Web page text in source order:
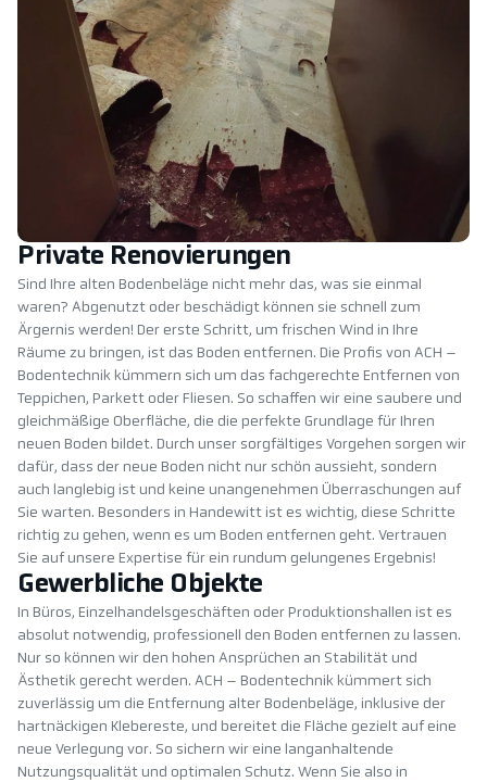
Private Renovierungen
Sind Ihre alten Bodenbeläge nicht mehr das, was sie einmal
waren? Abgenutzt oder beschädigt können sie schnell zum
Ärgernis werden! Der erste Schritt, um frischen Wind in Ihre
Räume zu bringen, ist das Boden entfernen. Die Profis von ACH –
Bodentechnik kümmern sich um das fachgerechte Entfernen von
Teppichen, Parkett oder Fliesen. So schaffen wir eine saubere und
gleichmäßige Oberfläche, die die perfekte Grundlage für Ihren
neuen Boden bildet. Durch unser sorgfältiges Vorgehen sorgen wir
dafür, dass der neue Boden nicht nur schön aussieht, sondern
auch langlebig ist und keine unangenehmen Überraschungen auf
Sie warten. Besonders in Handewitt ist es wichtig, diese Schritte
richtig zu gehen, wenn es um Boden entfernen geht. Vertrauen
Sie auf unsere Expertise für ein rundum gelungenes Ergebnis!
Gewerbliche Objekte
In Büros, Einzelhandelsgeschäften oder Produktionshallen ist es
absolut notwendig, professionell den Boden entfernen zu lassen.
Nur so können wir den hohen Ansprüchen an Stabilität und
Ästhetik gerecht werden. ACH – Bodentechnik kümmert sich
zuverlässig um die Entfernung alter Bodenbeläge, inklusive der
hartnäckigen Klebereste, und bereitet die Fläche gezielt auf eine
neue Verlegung vor. So sichern wir eine langanhaltende
Nutzungsqualität und optimalen Schutz. Wenn Sie also in